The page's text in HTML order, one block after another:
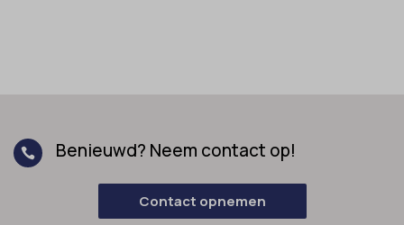
 Benieuwd? Neem contact op!
Contact opnemen